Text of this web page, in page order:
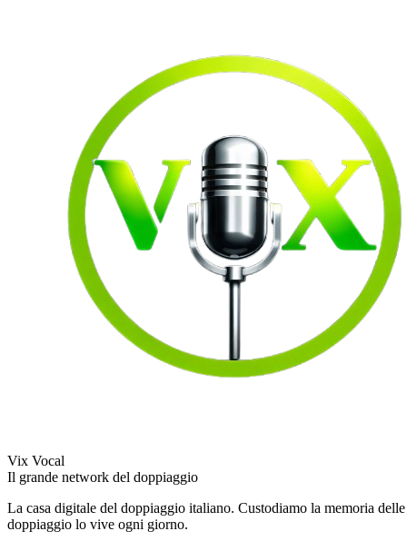
Vix Vocal
Il grande network del doppiaggio
La casa digitale del doppiaggio italiano. Custodiamo la memoria
doppiaggio lo vive ogni giorno.